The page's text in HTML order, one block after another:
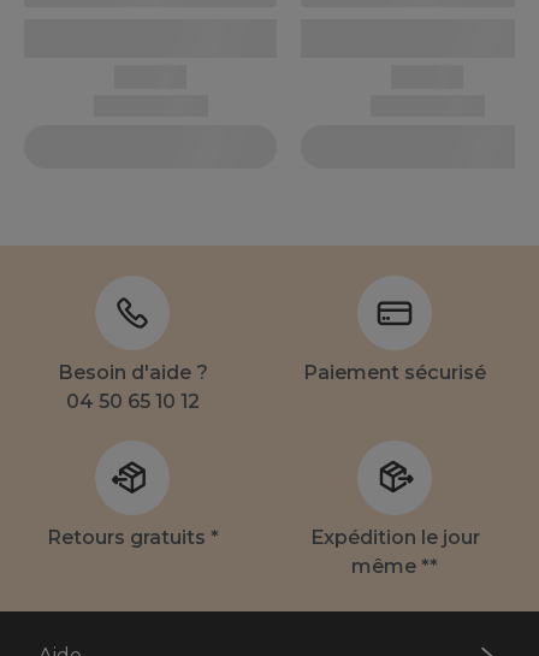
Besoin d'aide ?
04 50 65 10 12
Paiement sécurisé
Retours gratuits *
Expédition le jour
même **